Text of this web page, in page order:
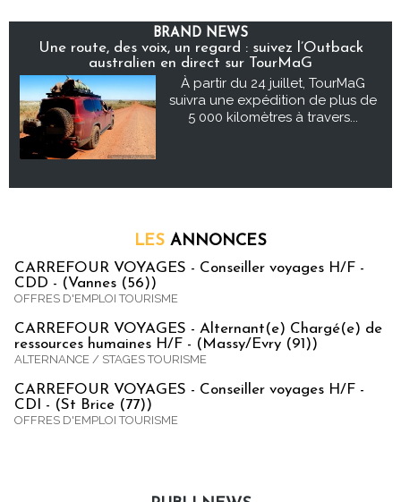
BRAND NEWS
Une route, des voix, un regard : suivez l’Outback
australien en direct sur TourMaG
À partir du 24 juillet, TourMaG
suivra une expédition de plus de
5 000 kilomètres à travers...
LES ANNONCES
CARREFOUR VOYAGES - Conseiller voyages H/F -
CDD - (Vannes (56))
OFFRES D'EMPLOI TOURISME
CARREFOUR VOYAGES - Alternant(e) Chargé(e) de
ressources humaines H/F - (Massy/Evry (91))
ALTERNANCE / STAGES TOURISME
CARREFOUR VOYAGES - Conseiller voyages H/F -
CDI - (St Brice (77))
OFFRES D'EMPLOI TOURISME